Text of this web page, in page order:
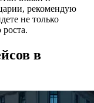
рекомендую
не только
в